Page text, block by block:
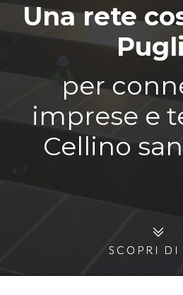
Una rete
per
imprese e
Cellino
SCOPRI DI
SCOPRI DI